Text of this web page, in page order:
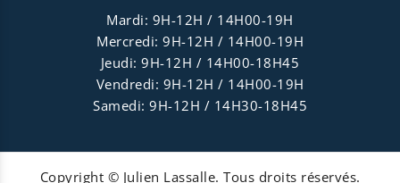
Mardi: 9H-12H / 14H00-19H
Mercredi: 9H-12H / 14H00-19H
Jeudi: 9H-12H / 14H00-18H45
Vendredi: 9H-12H / 14H00-19H
Samedi: 9H-12H / 14H30-18H45
Copyright © Julien Lassalle. Tous droits réservés.